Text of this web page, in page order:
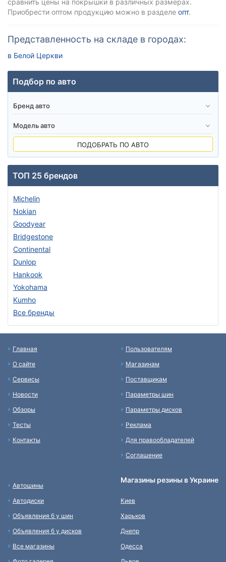
сравнить цены на покрышки в различных размерах.
Приобрести оптом продукцию можно в разделе опт.
Представленность на складе в городах:
в Белой Церкви
Подбор по авто
ПОДОБРАТЬ ПО АВТО
ТОП 25 брендов
Michelin
Nokian
Goodyear
Bridgestone
Continental
Dunlop
Hankook
Yokohama
Kumho
Все бренды
Главная
О сайте
Сервисы
Новости
Обзоры
Тесты
Контакты
Пользователям
Магазинам
Поставщикам
Параметры шин
Параметры дисков
Реклама
Для правообладателей
Соглашение
Автошины
Автодиски
Объявления б у шин
Объявления б у дисков
Все магазины
Магазины резины в Украине
Киев
Харьков
Днепр
Одесса